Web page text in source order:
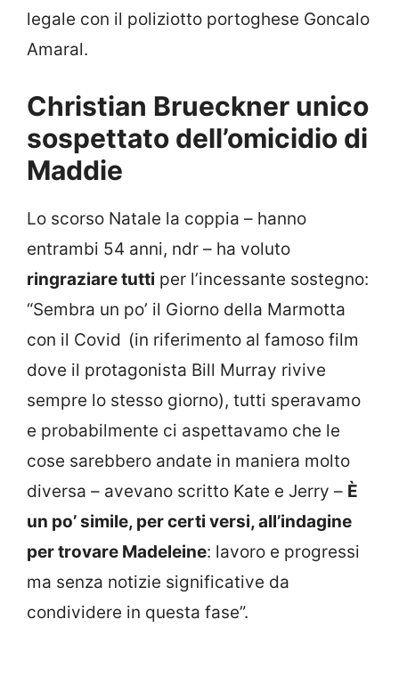
legale con il poliziotto portoghese Goncalo
Amaral.
Christian Brueckner unico
sospettato dell’omicidio di
Maddie
Lo scorso Natale la coppia – hanno
entrambi 54 anni, ndr – ha voluto
ringraziare tutti per l’incessante sostegno:
“Sembra un po’ il Giorno della Marmotta
con il Covid (in riferimento al famoso film
dove il protagonista Bill Murray rivive
sempre lo stesso giorno), tutti speravamo
e probabilmente ci aspettavamo che le
cose sarebbero andate in maniera molto
diversa – avevano scritto Kate e Jerry – È
un po’ simile, per certi versi, all’indagine
per trovare Madeleine: lavoro e progressi
ma senza notizie significative da
condividere in questa fase”.